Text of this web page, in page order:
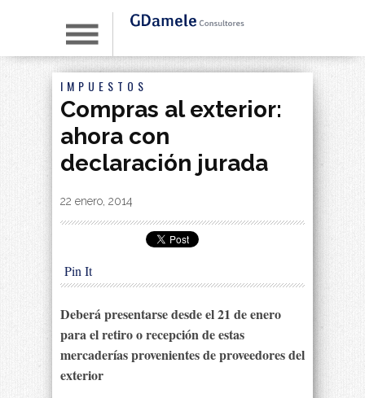
IMPUESTOS
Compras al exterior:
ahora con
declaración jurada
By|
22 enero, 2014
Pin It
Deberá presentarse desde el 21 de enero
para el retiro o recepción de estas
mercaderías provenientes de proveedores del
exterior